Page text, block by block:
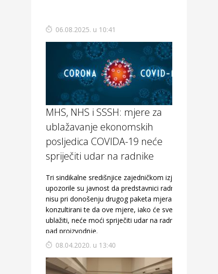
06.08.2025. u 10:41
MHS, NHS i SSSH: mjere za
ublažavanje ekonomskih
posljedica COVIDA-19 neće
spriječiti udar na radnike
Tri sindikalne središnjice zajedničkom izjavom
upozorile su javnost da predstavnici radnika
nisu pri donošenju drugog paketa mjera uopće
konzultirani te da ove mjere, iako će sve to
ublažiti, neće moći spriječiti udar na radnike niti
pad proizvodnje.
08.04.2020. u 13:40